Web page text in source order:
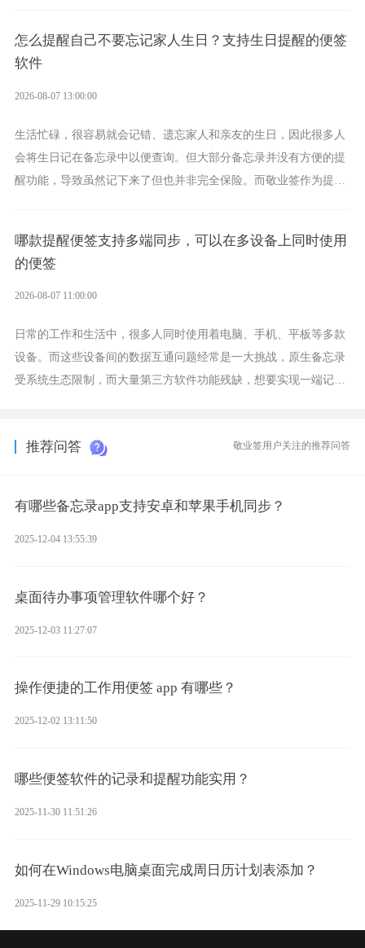
怎么提醒自己不要忘记家人生日？支持生日提醒的便签
软件
2026-08-07 13:00:00
生活忙碌，很容易就会记错、遗忘家人和亲友的生日，因此很多人
会将生日记在备忘录中以便查询。但大部分备忘录并没有方便的提
醒功能，导致虽然记下来了但也并非完全保险。而敬业签作为提醒
哪款提醒便签支持多端同步，可以在多设备上同时使用
的便签
2026-08-07 11:00:00
日常的工作和生活中，很多人同时使用着电脑、手机、平板等多款
设备。而这些设备间的数据互通问题经常是一大挑战，原生备忘录
受系统生态限制，而大量第三方软件功能残缺，想要实现一端记
推荐问答 敬业签用户关注的推荐问答
有哪些备忘录app支持安卓和苹果手机同步？
2025-12-04 13:55:39
桌面待办事项管理软件哪个好？
2025-12-03 11:27:07
操作便捷的工作用便签 app 有哪些？
2025-12-02 13:11:50
哪些便签软件的记录和提醒功能实用？
2025-11-30 11:51:26
如何在Windows电脑桌面完成周日历计划表添加？
2025-11-29 10:15:25